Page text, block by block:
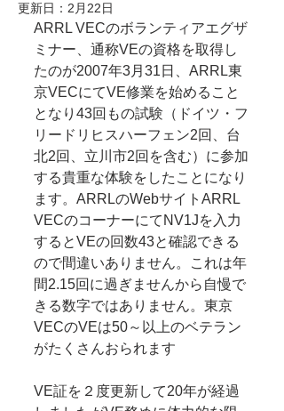
更新日： 2月22日
ARRL VECのボランティアエグザ
ミナー、通称VEの資格を取得し
たのが2007年3月31日、ARRL東
京VECにてVE修業を始めること
となり43回もの試験（ドイツ・フ
リードリヒスハーフェン2回、台
北2回、立川市2回を含む）に参加
する貴重な体験をしたことになり
ます。ARRLのWebサイトARRL
VECのコーナーにてNV1Jを入力
するとVEの回数43と確認できる
ので間違いありません。これは年
間2.15回に過ぎませんから自慢で
きる数字ではありません。東京
VECのVEは50～以上のベテラン
がたくさんおられます
VE証を２度更新して20年が経過